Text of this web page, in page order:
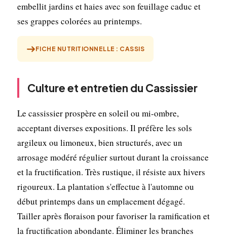
embellit jardins et haies avec son feuillage caduc et
ses grappes colorées au printemps.
FICHE NUTRITIONNELLE : CASSIS
Culture et entretien du Cassissier
Le cassissier prospère en soleil ou mi-ombre,
acceptant diverses expositions. Il préfère les sols
argileux ou limoneux, bien structurés, avec un
arrosage modéré régulier surtout durant la croissance
et la fructification. Très rustique, il résiste aux hivers
rigoureux. La plantation s'effectue à l'automne ou
début printemps dans un emplacement dégagé.
Tailler après floraison pour favoriser la ramification et
la fructification abondante. Éliminer les branches